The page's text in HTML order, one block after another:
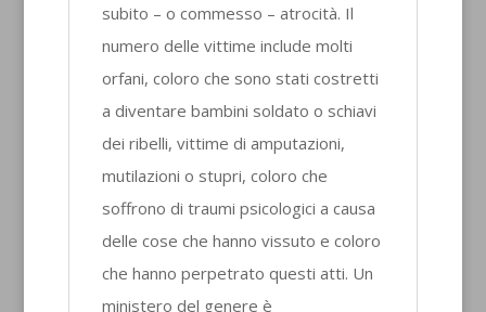
subito – o commesso – atrocità. Il
numero delle vittime include molti
orfani, coloro che sono stati costretti
a diventare bambini soldato o schiavi
dei ribelli, vittime di amputazioni,
mutilazioni o stupri, coloro che
soffrono di traumi psicologici a causa
delle cose che hanno vissuto e coloro
che hanno perpetrato questi atti. Un
ministero del genere è